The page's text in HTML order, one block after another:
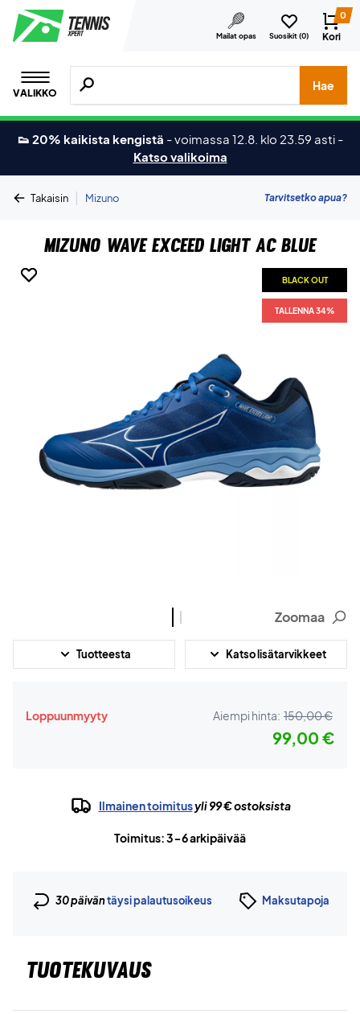
Mailat opas Suosikit (0)
0
Kori
VALIKKO
Hae tuotteita, merkkejä jne.
Hae
👟 20% kaikista kengistä -voimassa 12.8. klo 23.59 asti -
Katso valikoima
Takaisin | Mizuno Tarvitsetko apua?
Mizuno Wave Exceed Light AC Blue
BLACK OUT
TALLENNA 34%
BLACK OUT
TALLENNA 34%
Zoomaa
Tuotteesta Katso lisätarvikkeet
Loppuunmyyty Aiempi hinta: 150,00 €
99,00 €
Ilmainen toimitusyli 99 € ostoksista
Toimitus: 3-6 arkipäivää
30 päiväntäysi palautusoikeus Maksutapoja
TUOTEKUVAUS